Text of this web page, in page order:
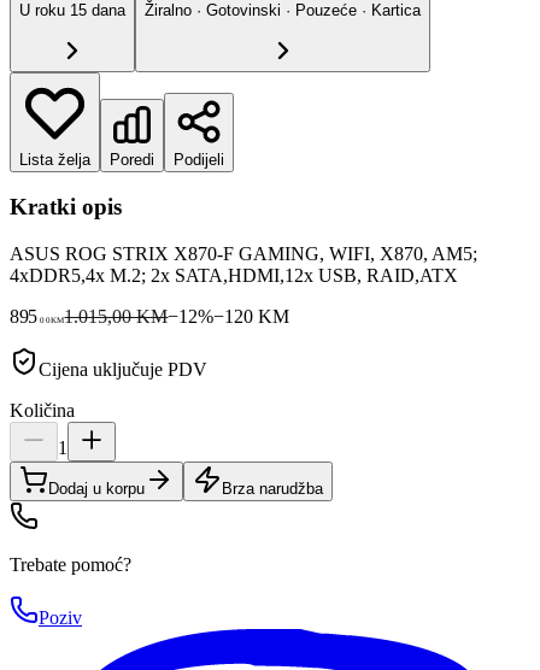
U roku 15 dana
Žiralno · Gotovinski · Pouzeće · Kartica
Lista želja Poredi Podijeli
Kratki opis
ASUS ROG STRIX X870-F GAMING, WIFI, X870, AM5;
4xDDR5,4x M.2; 2x SATA,HDMI,12x USB, RAID,ATX
895 00KM1.015,00 KM−12%−120 KM
Cijena uključuje PDV
Količina
1
Dodaj u korpu Brza narudžba
Trebate pomoć?
Poziv